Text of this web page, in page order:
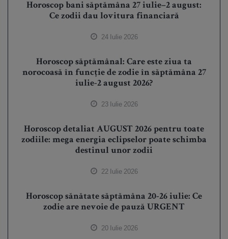
Horoscop bani săptămâna 27 iulie–2 august:
Ce zodii dau lovitura financiară
24 Iulie 2026
Horoscop săptămânal: Care este ziua ta
norocoasă în funcție de zodie în săptămâna 27
iulie-2 august 2026?
23 Iulie 2026
Horoscop detaliat AUGUST 2026 pentru toate
zodiile: mega energia eclipselor poate schimba
destinul unor zodii
22 Iulie 2026
Horoscop sănătate săptămâna 20-26 iulie: Ce
zodie are nevoie de pauză URGENT
20 Iulie 2026